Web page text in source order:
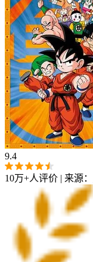
9.4
10万+人评价 | 来源：